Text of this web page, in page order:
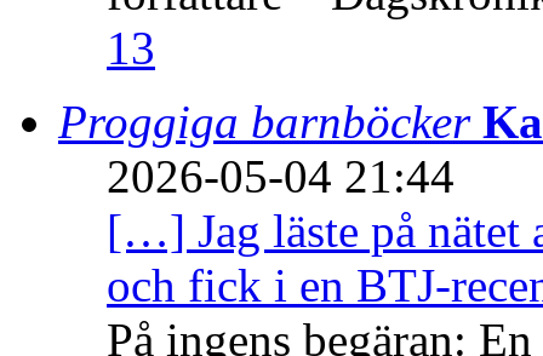
13
Proggiga barnböcker
2026-05-04 21:44
[…] Jag läste på nätet
och fick i en BTJ-
På ingens begäran: